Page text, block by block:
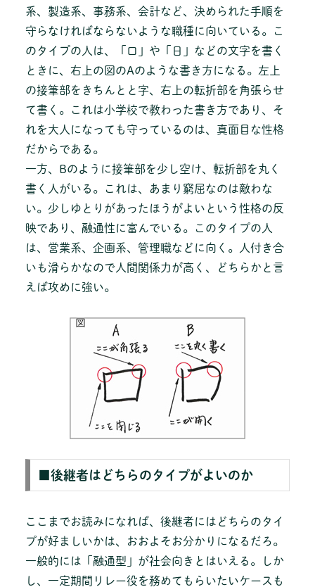
系、製造系、事務系、会計など、決められた手順を
守らなければならないような職種に向いている。こ
のタイプの人は、「口」や「日」などの文字を書く
ときに、右上の図のAのような書き方になる。左上
の接筆部をきちんとと字、右上の転折部を角張らせ
て書く。これは小学校で教わった書き方であり、そ
れを大人になっても守っているのは、真面目な性格
だからである。
一方、Bのように接筆部を少し空け、転折部を丸く
書く人がいる。これは、あまり窮屈なのは敵わな
い。少しゆとりがあったほうがよいという性格の反
映であり、融通性に富んでいる。このタイプの人
は、営業系、企画系、管理職などに向く。人付き合
いも滑らかなので人間関係力が高く、どちらかと言
えば攻めに強い。
■後継者はどちらのタイプがよいのか
ここまでお読みになれば、後継者にはどちらのタイ
プが好ましいかは、おおよそお分かりになるだろ。
一般的には「融通型」が社会向きとはいえる。しか
し、一定期間リレー役を務めてもらいたいケースも